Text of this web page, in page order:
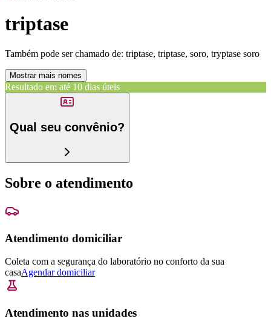
triptase
Também pode ser chamado de: triptase, triptase, soro, tryptase soro
Mostrar mais nomes
Resultado em até 10 dias úteis
Qual seu convênio?
Sobre o atendimento
Atendimento domiciliar
Coleta com a segurança do laboratório no conforto da sua
casaAgendar domiciliar
Atendimento nas unidades